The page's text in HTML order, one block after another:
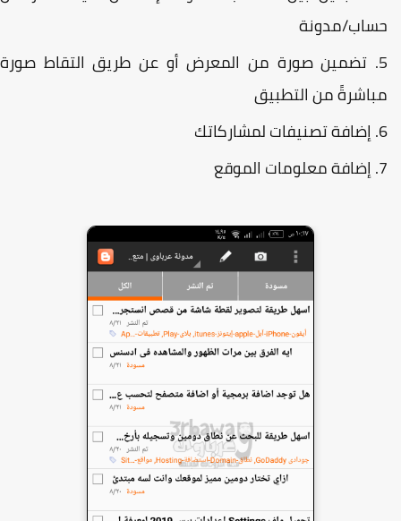
مدونة
تضمين صورة من المعرض أو عن طريق التقاط صورة
من التطبيق
إضافة تصنيفات لمشاركاتك
إضافة معلومات الموقع